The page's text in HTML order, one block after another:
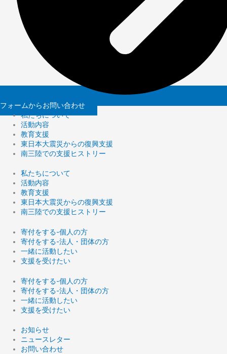
フォームからお問い合わせ
私たちについて
活動内容
教育支援
東日本大震災からの復興支援
南三陸での支援ヒストリー
私たちについて
活動内容
教育支援
東日本大震災からの復興支援
南三陸での支援ヒストリー
寄付をする-個人の方
寄付をする-法人・団体の方
一緒に活動したい
支援を受けたい
寄付をする-個人の方
寄付をする-法人・団体の方
一緒に活動したい
支援を受けたい
お知らせ
ニュースレター
お問い合わせ